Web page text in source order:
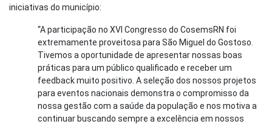
iniciativas do município:
“A participação no XVI Congresso do CosemsRN foi
extremamente proveitosa para São Miguel do Gostoso.
Tivemos a oportunidade de apresentar nossas boas
práticas para um público qualificado e receber um
feedback muito positivo. A seleção dos nossos projetos
para eventos nacionais demonstra o compromisso da
nossa gestão com a saúde da população e nos motiva a
continuar buscando sempre a excelência em nossos